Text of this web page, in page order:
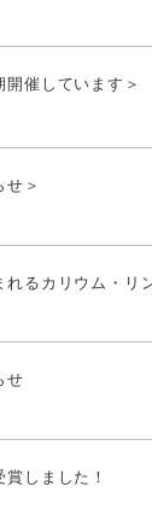
開催しています＞
せ＞
れるカリウム・リ
せ
しました！